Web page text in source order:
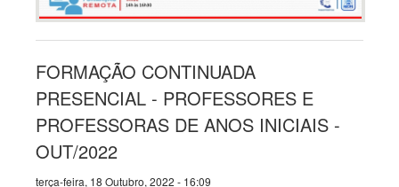
FORMAÇÃO CONTINUADA
PRESENCIAL - PROFESSORES E
PROFESSORAS DE ANOS INICIAIS -
OUT/2022
terça-feira, 18 Outubro, 2022 - 16:09